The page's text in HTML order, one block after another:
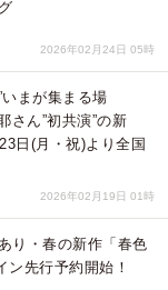
2026年02月24日 05時
まが集まる場
さん”初共演”の新
日(月・祝)より全国
2026年02月19日 01時
り・春の新作「春色
ン先行予約開始！